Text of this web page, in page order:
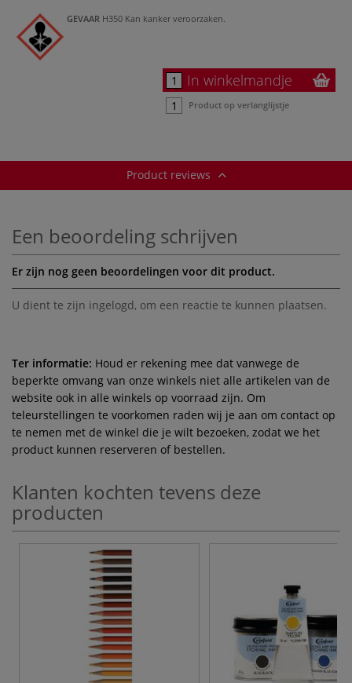
GEVAAR H350 Kan kanker veroorzaken.
In winkelmandje
Product op verlanglijstje
Product reviews
Een beoordeling schrijven
Er zijn nog geen beoordelingen voor dit product.
U dient te zijn ingelogd, om een reactie te kunnen plaatsen.
Ter informatie: Houd er rekening mee dat vanwege de
beperkte omvang van onze winkels niet alle artikelen van de
website ook in alle winkels op voorraad zijn. Om
teleurstellingen te voorkomen raden wij je aan om contact op
te nemen met de winkel die je wilt bezoeken, zodat we het
product kunnen reserveren of bestellen.
Klanten kochten tevens deze
producten